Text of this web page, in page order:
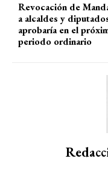
Revocación de
a alcaldes y
aprobaría en el
periodo ordinario